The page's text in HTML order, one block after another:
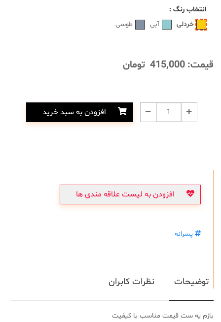
انتخاب رنگ :
خردلی
آبی طوسی
قیمت: 415,000 تومان
افزودن به سبد خرید
افزودن به لیست علاقه مندی ها
پسرانه
توضیحات نظرات کابران
بازم یه ست قیمت مناسب با کیفیت